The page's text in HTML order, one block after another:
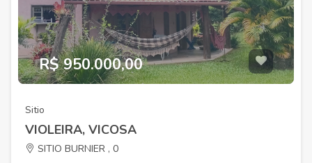
R$ 950.000,00
Sitio
VIOLEIRA, VICOSA
SITIO BURNIER , 0